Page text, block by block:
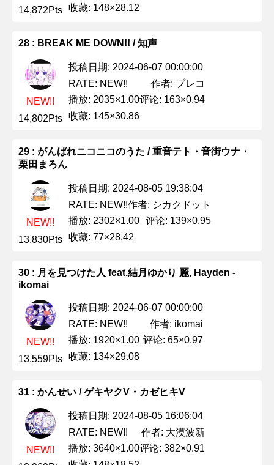
14,872Pts 收藏: 148×28.12
28 : BREAK ME DOWN!! / 知声
NEW!!
14,802Pts
投稿日期: 2024-06-07 00:00:00
RATE: NEW!!
作者: プレコ
播放: 2035×1.00评论: 163×0.94
收藏: 145×30.86
29 : がんばれニコニコのうた / 重音テト・音街ウナ・
栗田まろん
NEW!!
13,830Pts
投稿日期: 2024-08-05 19:38:04
RATE: NEW!!作者: シカクドット
播放: 2302×1.00 评论: 139×0.95
收藏: 77×28.42
30 : 月を見つけた人 feat.結月ゆかり 麗, Hayden -
ikomai
NEW!!
13,559Pts
投稿日期: 2024-06-07 00:00:00
RATE: NEW!!
作者: ikomai
播放: 1920×1.00 评论: 65×0.97
收藏: 134×29.08
31 : かんせい / ゲキヤクV・カゼヒキV
NEW!!
投稿日期: 2024-08-05 16:06:04
RATE: NEW!!
作者: 大漠波新
播放: 3640×1.00评论: 382×0.91